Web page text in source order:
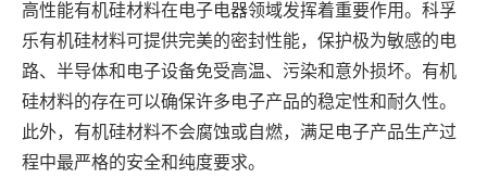
高性能有机硅材料在电子电器领域发挥着重要作用。科孚
乐有机硅材料可提供完美的密封性能，保护极为敏感的电
路、半导体和电子设备免受高温、污染和意外损坏。有机
硅材料的存在可以确保许多电子产品的稳定性和耐久性。
此外，有机硅材料不会腐蚀或自燃，满足电子产品生产过
程中最严格的安全和纯度要求。